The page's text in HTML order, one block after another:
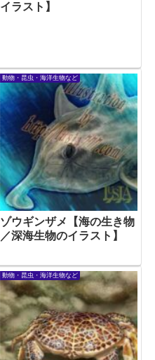
イラスト】
動物・昆虫・海洋生物など
ゾウギンザメ【海の生き物
／深海生物のイラスト】
動物・昆虫・海洋生物など